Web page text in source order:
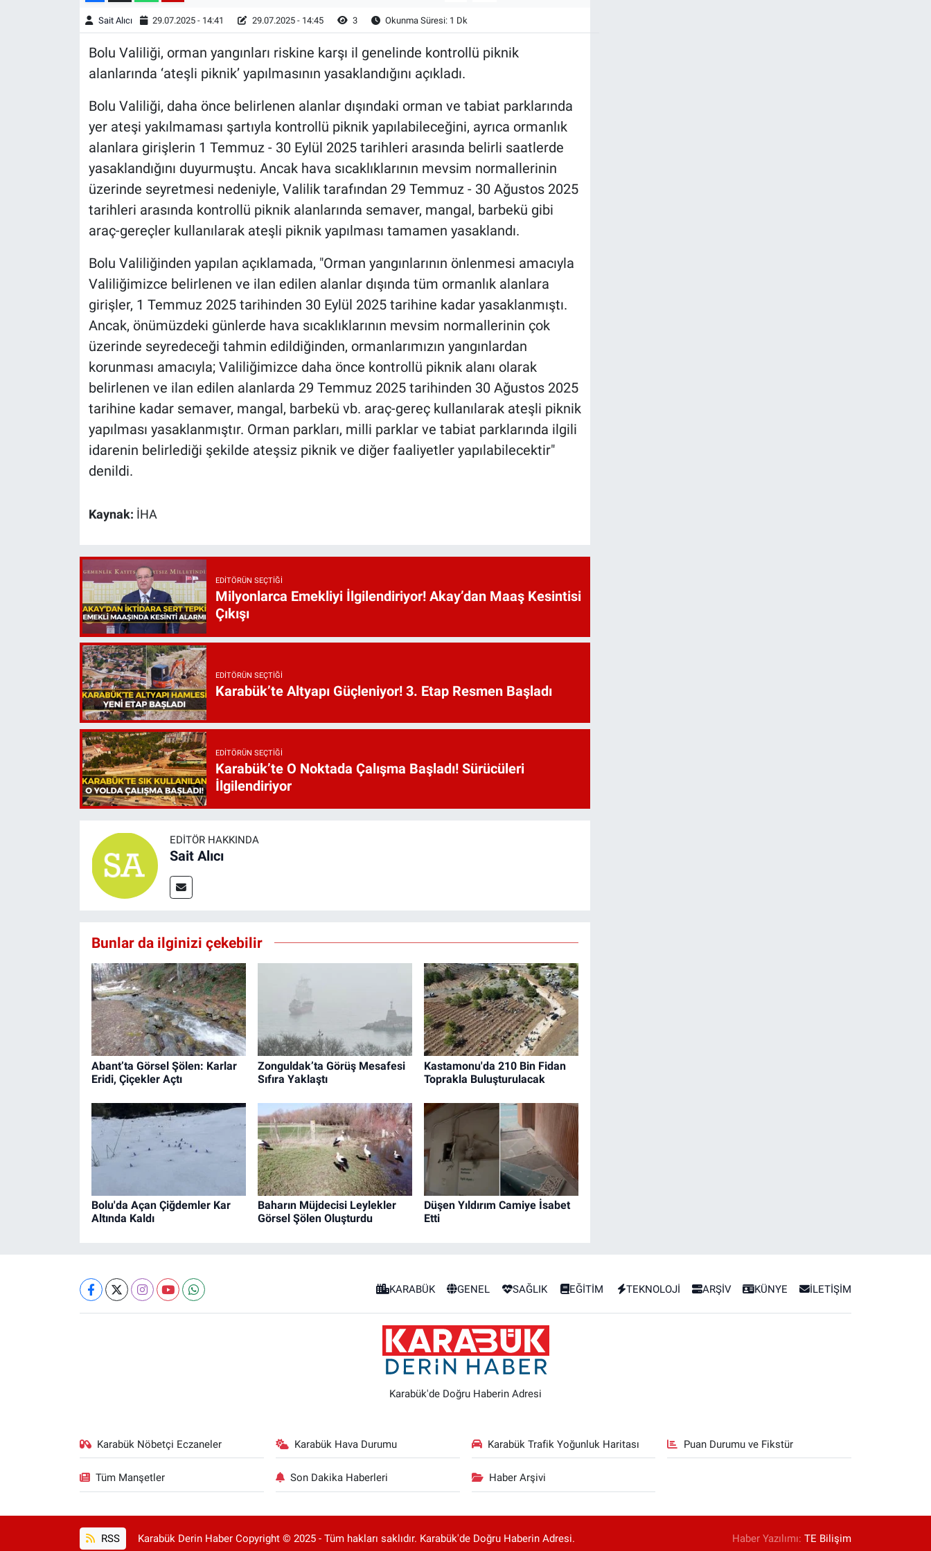
Sait Alıcı 29.07.2025 - 14:41 29.07.2025 - 14:45 3 Okunma Süresi: 1 Dk
Bolu Valiliği, orman yangınları riskine karşı il genelinde kontrollü piknik
alanlarında ‘ateşli piknik’ yapılmasının yasaklandığını açıkladı.
Bolu Valiliği, daha önce belirlenen alanlar dışındaki orman ve tabiat parklarında
yer ateşi yakılmaması şartıyla kontrollü piknik yapılabileceğini, ayrıca ormanlık
alanlara girişlerin 1 Temmuz - 30 Eylül 2025 tarihleri arasında belirli saatlerde
yasaklandığını duyurmuştu. Ancak hava sıcaklıklarının mevsim normallerinin
üzerinde seyretmesi nedeniyle, Valilik tarafından 29 Temmuz - 30 Ağustos 2025
tarihleri arasında kontrollü piknik alanlarında semaver, mangal, barbekü gibi
araç-gereçler kullanılarak ateşli piknik yapılması tamamen yasaklandı.
Bolu Valiliğinden yapılan açıklamada, "Orman yangınlarının önlenmesi amacıyla
Valiliğimizce belirlenen ve ilan edilen alanlar dışında tüm ormanlık alanlara
girişler, 1 Temmuz 2025 tarihinden 30 Eylül 2025 tarihine kadar yasaklanmıştı.
Ancak, önümüzdeki günlerde hava sıcaklıklarının mevsim normallerinin çok
üzerinde seyredeceği tahmin edildiğinden, ormanlarımızın yangınlardan
korunması amacıyla; Valiliğimizce daha önce kontrollü piknik alanı olarak
belirlenen ve ilan edilen alanlarda 29 Temmuz 2025 tarihinden 30 Ağustos 2025
tarihine kadar semaver, mangal, barbekü vb. araç-gereç kullanılarak ateşli piknik
yapılması yasaklanmıştır. Orman parkları, milli parklar ve tabiat parklarında ilgili
idarenin belirlediği şekilde ateşsiz piknik ve diğer faaliyetler yapılabilecektir"
denildi.
Kaynak: İHA
EDITÖRÜN SEÇTIĞI
Milyonlarca Emekliyi İlgilendiriyor! Akay’dan Maaş Kesintisi
Çıkışı
EDITÖRÜN SEÇTIĞI
Karabük’te Altyapı Güçleniyor! 3. Etap Resmen Başladı
EDITÖRÜN SEÇTIĞI
Karabük’te O Noktada Çalışma Başladı! Sürücüleri
İlgilendiriyor
EDITÖR HAKKINDA
Sait Alıcı
Bunlar da ilginizi çekebilir
Abant’ta Görsel Şölen: Karlar
Eridi, Çiçekler Açtı
Zonguldak’ta Görüş Mesafesi
Sıfıra Yaklaştı
Kastamonu'da 210 Bin Fidan
Toprakla Buluşturulacak
Bolu'da Açan Çiğdemler Kar
Altında Kaldı
Baharın Müjdecisi Leylekler
Görsel Şölen Oluşturdu
Düşen Yıldırım Camiye İsabet
Etti
KARABÜK GENEL SAĞLIK EĞİTİM TEKNOLOJİ ARŞİV KÜNYE İLETİŞİM
Karabük'de Doğru Haberin Adresi
Karabük Nöbetçi Eczaneler Karabük Hava Durumu Karabük Trafik Yoğunluk Haritası Puan Durumu ve Fikstür
Tüm Manşetler Son Dakika Haberleri Haber Arşivi
RSS Karabük Derin Haber Copyright © 2025 - Tüm hakları saklıdır. Karabük'de Doğru Haberin Adresi. Haber Yazılımı:TE Bilişim